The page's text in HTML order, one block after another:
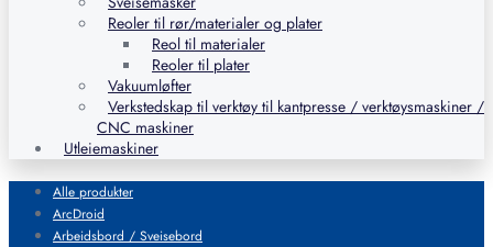
Reoler til rør/materialer og plater
Reol til materialer
Reoler til plater
Vakuumløfter
Verkstedskap til verktøy til kantpresse / verktøysmaskiner /
CNC maskiner
Utleiemaskiner
Alle produkter
ArcDroid
Arbeidsbord / Sveisebord